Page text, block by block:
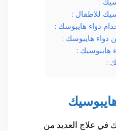
للاطفال :
دواء هايبوسك :
دواء هايبوسك :
هايبوسيك :
:
في علاج العديد من